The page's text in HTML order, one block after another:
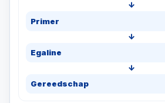
↓
Primer
↓
Egaline
↓
Gereedschap